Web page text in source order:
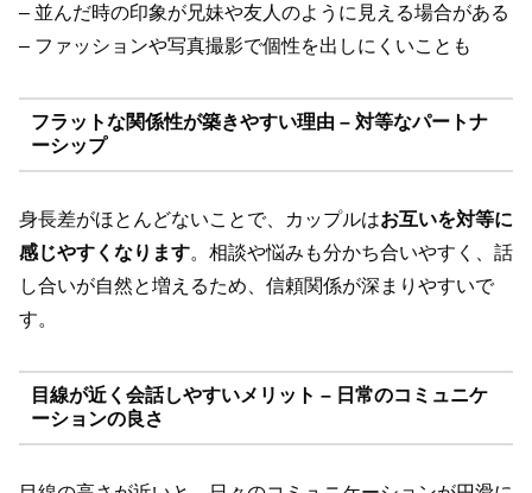
– 並んだ時の印象が兄妹や友人のように見える場合がある
– ファッションや写真撮影で個性を出しにくいことも
フラットな関係性が築きやすい理由 – 対等なパートナ
ーシップ
身長差がほとんどないことで、カップルはお互いを対等に
感じやすくなります。相談や悩みも分かち合いやすく、話
し合いが自然と増えるため、信頼関係が深まりやすいで
す。
目線が近く会話しやすいメリット – 日常のコミュニケ
ーションの良さ